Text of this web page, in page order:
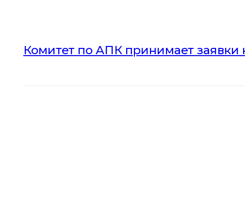
Комитет по АПК принимает заявки